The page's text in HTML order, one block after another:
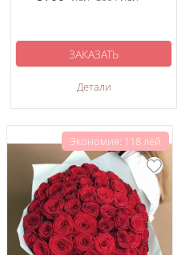
Детали
ЗАКАЗАТЬ
Экономия: 118 лей